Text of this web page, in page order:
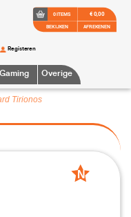
Gaming Overige
Registeren
0 ITEMS
BEKIJKEN
€ 0,00
AFREKENEN
Tirionos
N